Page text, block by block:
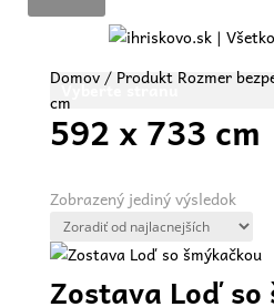
Vyberte stranu
Domov/ Produkt Rozmer
cm
592 x 733 cm
Zobrazený jediný výsledok
Zostava Loď so